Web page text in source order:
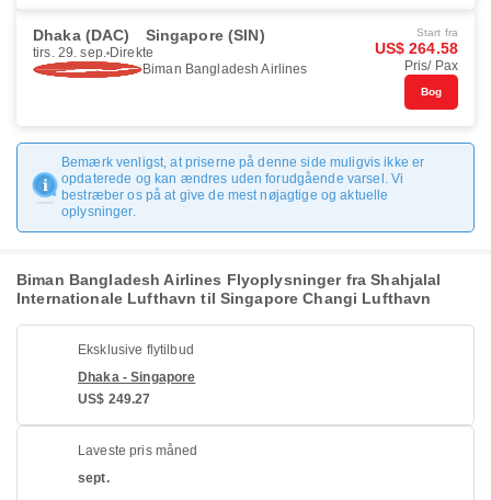
Dhaka (DAC) Singapore (SIN)
tirs. 29. sep. Direkte
Biman Bangladesh Airlines
Start fra
US$ 264.58
Pris/ Pax
Bog
Bemærk venligst, at priserne på denne side muligvis ikke er
opdaterede og kan ændres uden forudgående varsel. Vi
bestræber os på at give de mest nøjagtige og aktuelle
oplysninger.
Biman Bangladesh Airlines Flyoplysninger fra Shahjalal
Internationale Lufthavn til Singapore Changi Lufthavn
Eksklusive flytilbud
Dhaka - Singapore
US$ 249.27
Laveste pris måned
sept.